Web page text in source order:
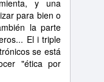
y una
para bien o
la parte
El i triple
se está
"ética por